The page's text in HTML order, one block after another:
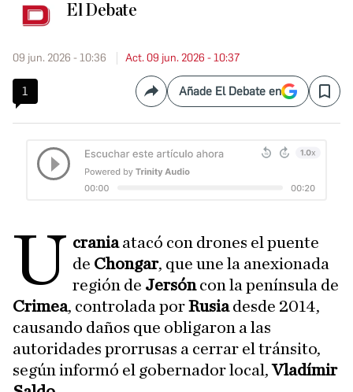
El Debate
09 jun. 2026 - 10:36 Act. 09 jun. 2026 - 10:37
1 CompartirAñade El Debate en Save
U craniaatacó con drones el puente
de Chongar, que une la anexionada
región de Jersóncon la península de
Crimea, controlada porRusiadesde 2014,
causando daños que obligaron a las
autoridades prorrusas a cerrar el tránsito,
según informó el gobernador local,Vladímir